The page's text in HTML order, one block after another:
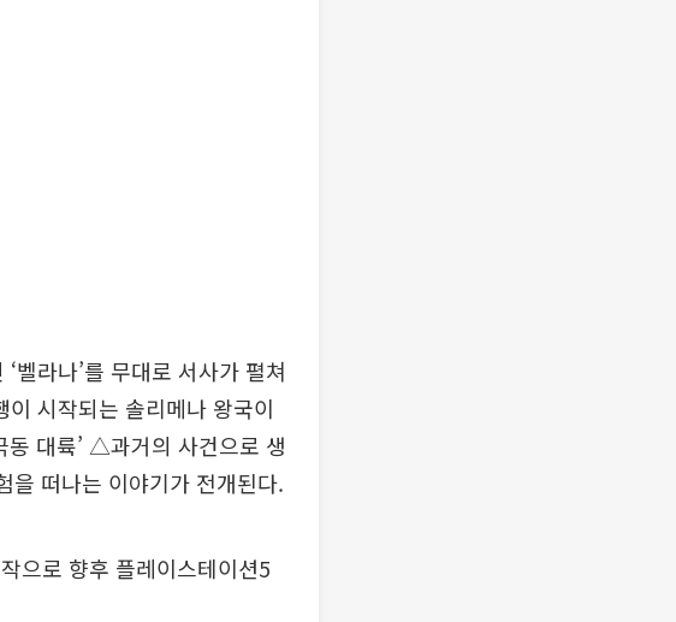
벨라나’를 무대로 서사가 펼쳐
시작되는 솔리메나 왕국이
동 대륙’ △과거의 사건으로 생
을 떠나는 이야기가 전개된다.
으로 향후 플레이스테이션5